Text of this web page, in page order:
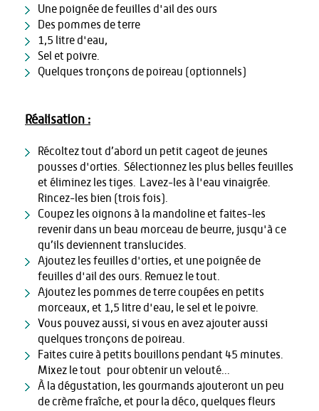
Une poignée de feuilles d'ail des ours
Des pommes de terre
1,5 litre d'eau,
Sel et poivre.
Quelques tronçons de poireau (optionnels)
Réalisation :
Récoltez tout d’abord un petit cageot de jeunes
pousses d'orties. Sélectionnez les plus belles feuilles
et éliminez les tiges. Lavez-les à l'eau vinaigrée.
Rincez-les bien (trois fois).
Coupez les oignons à la mandoline et faites-les
revenir dans un beau morceau de beurre, jusqu'à ce
qu’ils deviennent translucides.
Ajoutez les feuilles d'orties, et une poignée de
feuilles d'ail des ours. Remuez le tout.
Ajoutez les pommes de terre coupées en petits
morceaux, et 1,5 litre d'eau, le sel et le poivre.
Vous pouvez aussi, si vous en avez ajouter aussi
quelques tronçons de poireau.
Faites cuire à petits bouillons pendant 45 minutes.
Mixez le tout pour obtenir un velouté...
À la dégustation, les gourmands ajouteront un peu
de crème fraîche, et pour la déco, quelques fleurs